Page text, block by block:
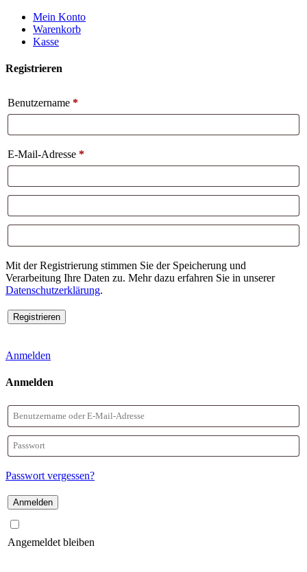
Weiter
zum
Inhalt
Mein Konto
Warenkorb
Kasse
Registrieren
Benutzername *
E-Mail-Adresse *
Mit der Registrierung stimmen Sie der Speicherung und
Verarbeitung Ihre Daten zu. Mehr dazu erfahren Sie in unserer
Datenschutzerklärung.
Anmelden
Anmelden
Benutzername
oder
E-
Mail-
Adresse
Passwort
Passwort vergessen?
Angemeldet bleiben